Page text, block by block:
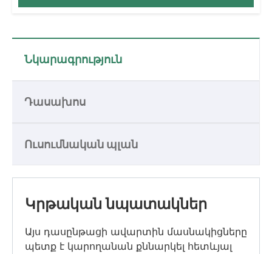
Նկարագրություն
Դասախոս
Ուսումնական պլան
Կրթական նպատակներ
Այս դասընթացի ավարտին մասնակիցները
պետք է կարողանան քննարկել հետևյալ